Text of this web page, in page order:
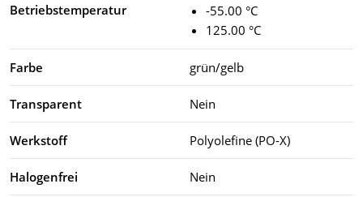
Betriebstemperatur
-55.00 °C
125.00 °C
Farbe grün/gelb
Transparent Nein
Werkstoff Polyolefine (PO-X)
Halogenfrei Nein